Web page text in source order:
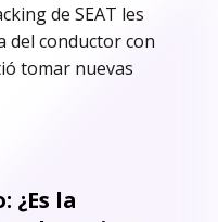
de SEAT les
del conductor con
tomar nuevas
¿Es la